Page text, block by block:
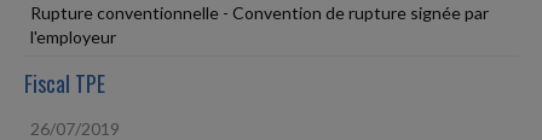
Rupture conventionnelle - Convention de rupture signée par
l'employeur
Fiscal TPE
26/07/2019